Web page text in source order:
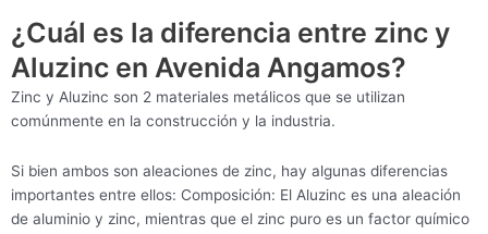
¿Cuál es la diferencia entre zinc y
Aluzinc en Avenida Angamos?
Zinc y Aluzinc son 2 materiales metálicos que se utilizan
comúnmente en la construcción y la industria.
Si bien ambos son aleaciones de zinc, hay algunas diferencias
importantes entre ellos: Composición: El Aluzinc es una aleación
de aluminio y zinc, mientras que el zinc puro es un factor químico